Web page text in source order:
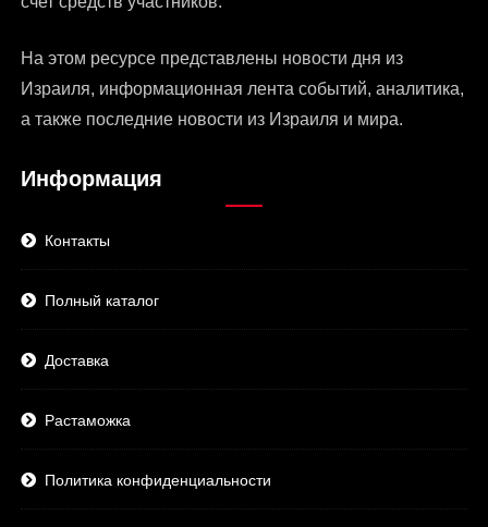
На этом ресурсе представлены новости дня из
Израиля, информационная лента событий, аналитика,
а также последние новости из Израиля и мира.
Информация
Контакты
Полный каталог
Доставка
Растаможка
Политика конфиденциальности